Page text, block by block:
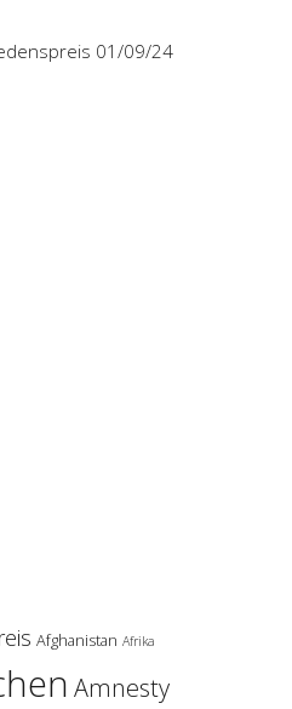
01/09/24
Afghanistan Afrika
Amnesty